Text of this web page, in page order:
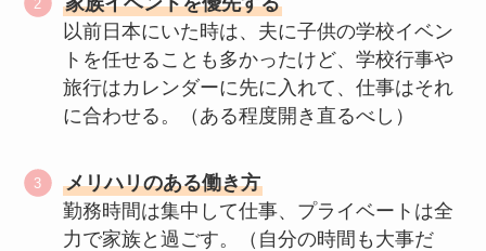
以前日本にいた時は、夫に子供の学校イベン
トを任せることも多かったけど、学校行事や
旅行はカレンダーに先に入れて、仕事はそれ
に合わせる。（ある程度開き直るべし）
メリハリのある働き方
勤務時間は集中して仕事、プライベートは全
力で家族と過ごす。（自分の時間も大事だ